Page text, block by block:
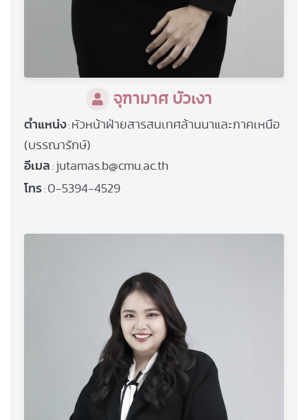
จุฑามาศ บัวเงา
ตำแหน่ง: หัวหน้าฝ่ายสารสนเทศล้านนาและภาคเหนือ
(บรรณารักษ์)
อีเมล : jutamas.b@cmu.ac.th
โทร : 0-5394-4529